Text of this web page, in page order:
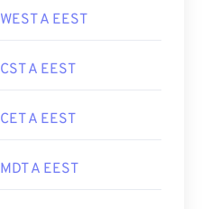
WEST A EEST
CST A EEST
CET A EEST
MDT A EEST